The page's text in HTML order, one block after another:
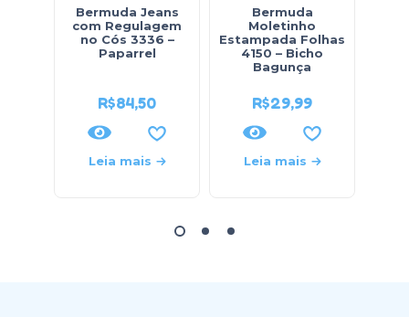
Bermuda Jeans
com Regulagem
no Cós 3336 –
Paparrel
R$84,50
Leia mais
Bermuda
Moletinho
Estampada Folhas
4150 – Bicho
Bagunça
R$29,99
Leia mais